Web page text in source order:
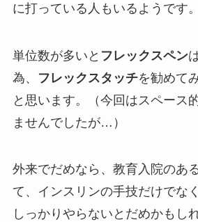
に打っている人もいるようです。
単位数が多いと フレックスペン
為、
フレックスタッチを勧めて
と思います。（今回はスペース
ませんでしたが…）
外来でだめなら、教育入院のあ
て、インスリンの手技だけでな
しっかりやらないとだめかもし